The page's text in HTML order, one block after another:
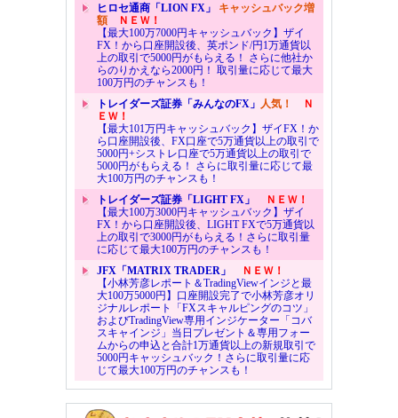
ヒロセ通商「LION FX」 キャッシュバック増
額ＮＥＷ！
【最大100万7000円キャッシュバック】ザイ
FX！から口座開設後、英ポンド/円1万通貨以
上の取引で5000円がもらえる！ さらに他社か
らのりかえなら2000円！ 取引量に応じて最大
100万円のチャンスも！
トレイダーズ証券「みんなのFX」 人気！
Ｎ
ＥＷ！
【最大101万円キャッシュバック】ザイFX！か
ら口座開設後、FX口座で5万通貨以上の取引で
5000円+シストレ口座で5万通貨以上の取引で
5000円がもらえる！ さらに取引量に応じて最
大100万円のチャンスも！
トレイダーズ証券「LIGHT FX」
ＮＥＷ！
【最大100万3000円キャッシュバック】ザイ
FX！から口座開設後、LIGHT FXで5万通貨以
上の取引で3000円がもらえる！さらに取引量
に応じて最大100万円のチャンスも！
JFX「MATRIX TRADER」
ＮＥＷ！
【小林芳彦レポート＆TradingViewインジと最
大100万5000円】口座開設完了で小林芳彦オリ
ジナルレポート「FXスキャルピングのコツ」
およびTradingView専用インジケーター「コバ
スキャインジ」当日プレゼント＆専用フォー
ムからの申込と合計1万通貨以上の新規取引で
5000円キャッシュバック！さらに取引量に応
じて最大100万円のチャンスも！